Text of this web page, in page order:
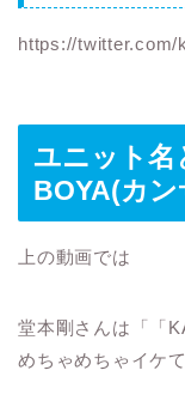
https://twitter.com/
ユニット
BOYA(カ
上の動画では
堂本剛さんは「「
めちゃめちゃイケ